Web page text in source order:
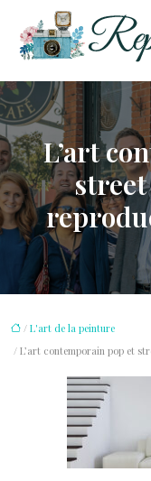
L’art
/ L'art de la peinture
/ L’art contemporain pop et